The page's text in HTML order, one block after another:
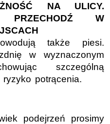
NA ULICY.
PRZECHODŹ W
także piesi.
w wyznaczonym
szczególną
potrącenia.
podejrzeń prosimy